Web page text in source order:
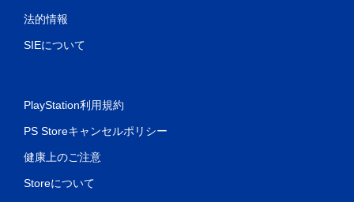
法的情報
SIEについて
PlayStation利用規約
PS Storeキャンセルポリシー
健康上のご注意
Storeについて